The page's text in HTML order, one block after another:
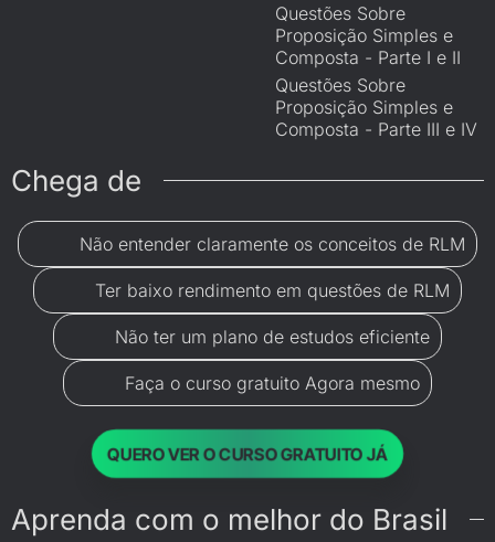
Questões Sobre
Proposição Simples e
Composta - Parte I e II
Questões Sobre
Proposição Simples e
Composta - Parte III e IV
Chega de
Não entender claramente os conceitos de RLM
Ter baixo rendimento em questões de RLM
Não ter um plano de estudos eficiente
Faça o curso gratuito Agora mesmo
QUERO VER O CURSO GRATUITO JÁ
Aprenda com o melhor do Brasil